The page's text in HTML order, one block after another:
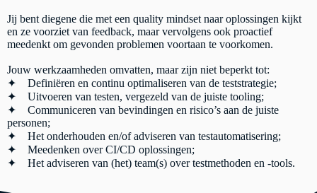
Jij bent diegene die met een quality mindset naar oplossingen kijkt
en ze voorziet van feedback, maar vervolgens ook proactief
meedenkt om gevonden problemen voortaan te voorkomen.
Jouw werkzaamheden omvatten, maar zijn niet beperkt tot:
✦ Definiëren en continu optimaliseren van de teststrategie;
✦ Uitvoeren van testen, vergezeld van de juiste tooling;
✦ Communiceren van bevindingen en risico’s aan de juiste
personen;
✦ Het onderhouden en/of adviseren van testautomatisering;
✦ Meedenken over CI/CD oplossingen;
✦ Het adviseren van (het) team(s) over testmethoden en -tools.